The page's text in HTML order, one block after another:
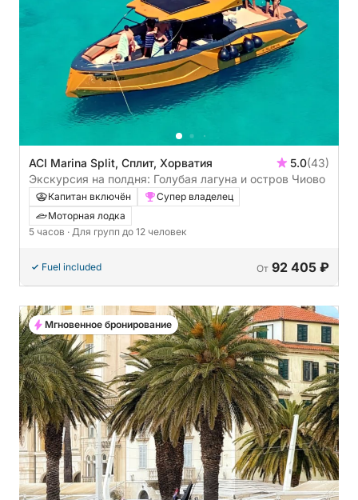
ACI Marina Split, Сплит, Хорватия 5.0(43)
Экскурсия на полдня: Голубая лагуна и остров Чиово
Капитан включён
Супер владелец
Моторная лодка
5 часов · Для групп до 12 человек
Fuel included От 92 405 ₽
Мгновенное бронирование